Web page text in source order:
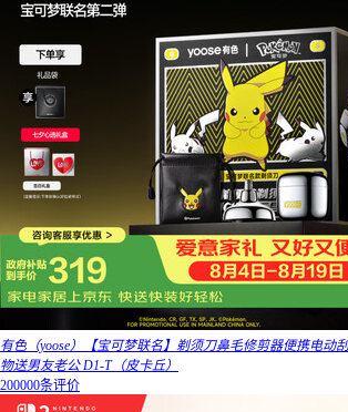
有色（yoose）【宝可梦联名】剃须刀鼻毛修剪器便携电动
物送男友老公 D1-T（皮卡丘）
200000条评价